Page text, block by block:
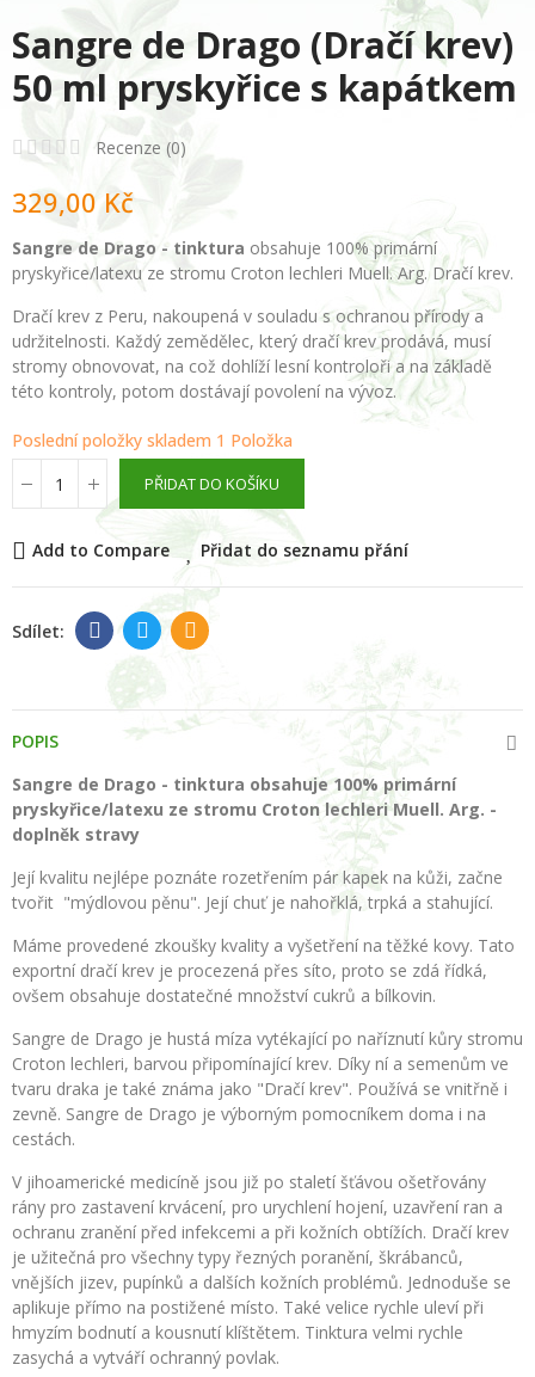
Sangre de Drago (Dračí krev)
50 ml pryskyřice s kapátkem
Recenze (0)
329,00 Kč
Sangre de Drago - tinktura obsahuje 100% primární
pryskyřice/latexu ze stromu Croton lechleri Muell. Arg. Dračí krev.
Dračí krev z Peru, nakoupená v souladu s ochranou přírody a
udržitelnosti. Každý zemědělec, který dračí krev prodává, musí
stromy obnovovat, na což dohlíží lesní kontroloři a na základě
této kontroly, potom dostávají povolení na vývoz.
Poslední položky skladem 1 Položka
PŘIDAT DO KOŠÍKU
Add to Compare Přidat do seznamu přání
POPIS
Sangre de Drago - tinktura obsahuje 100% primární
pryskyřice/latexu ze stromu Croton lechleri Muell. Arg. -
doplněk stravy
Její kvalitu nejlépe poznáte rozetřením pár kapek na kůži, začne
tvořit "mýdlovou pěnu". Její chuť je nahořklá, trpká a stahující.
Máme provedené zkoušky kvality a vyšetření na těžké kovy. Tato
exportní dračí krev je procezená přes síto, proto se zdá řídká,
ovšem obsahuje dostatečné množství cukrů a bílkovin.
Sangre de Drago je hustá míza vytékající po naříznutí kůry stromu
Croton lechleri, barvou připomínající krev. Díky ní a semenům ve
tvaru draka je také známa jako "Dračí krev". Používá se vnitřně i
zevně. Sangre de Drago je výborným pomocníkem doma i na
cestách.
V jihoamerické medicíně jsou již po staletí šťávou ošetřovány
rány pro zastavení krvácení, pro urychlení hojení, uzavření ran a
ochranu zranění před infekcemi a při kožních obtížích. Dračí krev
je užitečná pro všechny typy řezných poranění, škrábanců,
vnějších jizev, pupínků a dalších kožních problémů. Jednoduše se
aplikuje přímo na postižené místo. Také velice rychle uleví při
hmyzím bodnutí a kousnutí klíštětem. Tinktura velmi rychle
zasychá a vytváří ochranný povlak.